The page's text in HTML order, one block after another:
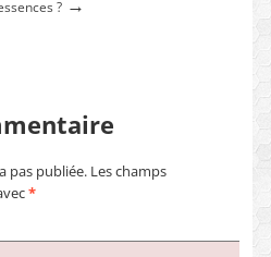
?→
pas publiée. Les champs
*